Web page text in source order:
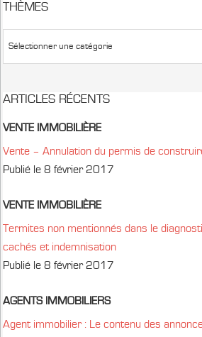
THÈMES
ARTICLES RÉCENTS
VENTE IMMOBILIÈRE
Vente – Annulation du permis de
Publié le 8 février 2017
VENTE IMMOBILIÈRE
Termites non mentionnés dans le
cachés et indemnisation
Publié le 8 février 2017
AGENTS IMMOBILIERS
Agent immobilier : Le contenu des